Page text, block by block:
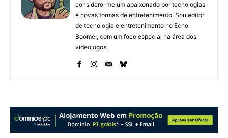
considero-me um apaixonado por tecnologias
e novas formas de entretenimento. Sou editor
de tecnologia e entretenimento no Echo
Boomer, com um foco especial na área dos
videojogos.